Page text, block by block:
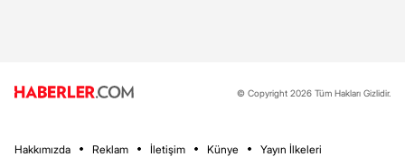
© Copyright 2026 Tüm Hakları Gizlidir.
Hakkımızda Reklam İletişim Künye Yayın İlkeleri